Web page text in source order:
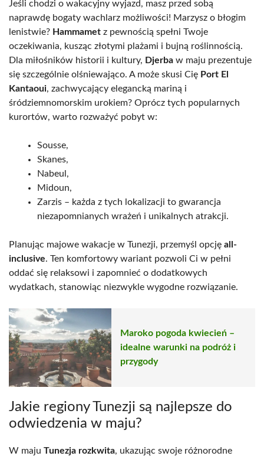
Jeśli chodzi o wakacyjny wyjazd, masz przed sobą
naprawdę bogaty wachlarz możliwości! Marzysz o błogim
lenistwie? Hammamet z pewnością spełni Twoje
oczekiwania, kusząc złotymi plażami i bujną roślinnością.
Dla miłośników historii i kultury, Djerba w maju prezentuje
się szczególnie olśniewająco. A może skusi Cię Port El
Kantaoui, zachwycający elegancką mariną i
śródziemnomorskim urokiem? Oprócz tych popularnych
kurortów, warto rozważyć pobyt w:
Sousse,
Skanes,
Nabeul,
Midoun,
Zarzis – każda z tych lokalizacji to gwarancja
niezapomnianych wrażeń i unikalnych atrakcji.
Planując majowe wakacje w Tunezji, przemyśl opcję all-
inclusive. Ten komfortowy wariant pozwoli Ci w pełni
oddać się relaksowi i zapomnieć o dodatkowych
wydatkach, stanowiąc niezwykle wygodne rozwiązanie.
Maroko pogoda kwiecień –
idealne warunki na podróż i
przygody
Jakie regiony Tunezji są najlepsze do
odwiedzenia w maju?
W maju Tunezja rozkwita, ukazując swoje różnorodne